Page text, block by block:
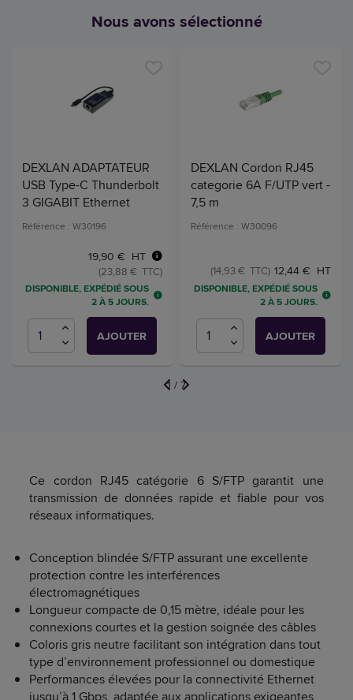
Nous avons sélectionné
DEXLAN ADAPTATEUR
USB Type-C Thunderbolt
3 GIGABIT Ethernet
Référence : W30196
19,90 € HT
(23,88 € TTC)
DISPONIBLE, EXPÉDIÉ SOUS
2 À 5 JOURS.
AJOUTER
DEXLAN Cordon RJ45
categorie 6A F/UTP vert -
7,5 m
Référence : W30096
12,44 € HT
(14,93 € TTC)
DISPONIBLE, EXPÉDIÉ SOUS
2 À 5 JOURS.
AJOUTER
1 / 7
Ce cordon RJ45 catégorie 6 S/FTP garantit une
transmission de données rapide et fiable pour vos
réseaux informatiques.
Conception blindée S/FTP assurant une excellente
protection contre les interférences
électromagnétiques
Longueur compacte de 0,15 mètre, idéale pour les
connexions courtes et la gestion soignée des câbles
Coloris gris neutre facilitant son intégration dans tout
type d’environnement professionnel ou domestique
Performances élevées pour la connectivité Ethernet